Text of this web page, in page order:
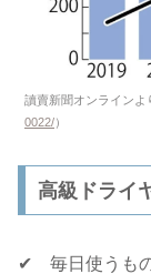
讀賣新聞オンラインよ
0022/）
高級ドライ
✔ 毎日使うも